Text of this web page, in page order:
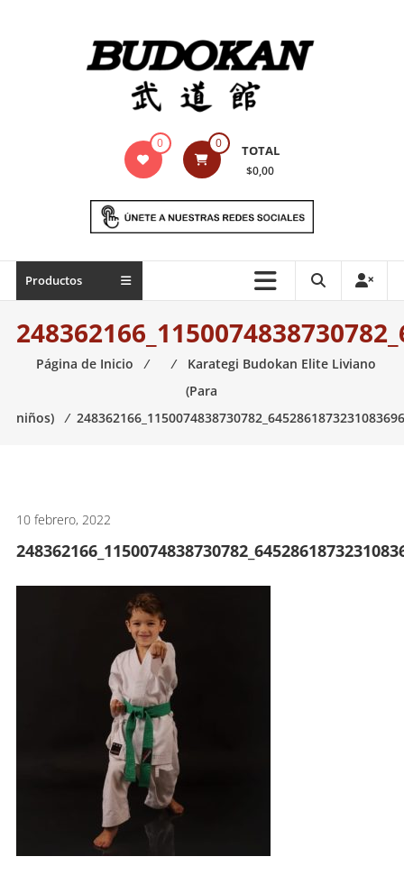
Indumentaria
marciales
Todo
necesario
para
artes
0 0 TOTAL
$0,00
Productos
Página de Inicio ⁄ ⁄
Karategi Budokan Elite Liviano
(Para
niños)
⁄
10 febrero, 2022